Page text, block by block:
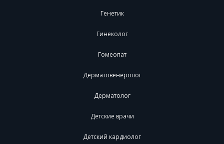
Генетик
Гинеколог
Гомеопат
Дерматовенеролог
Дерматолог
Детские врачи
Детский кардиолог